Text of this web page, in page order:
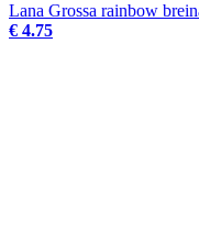
Lana Grossa rainbow
€ 4.75